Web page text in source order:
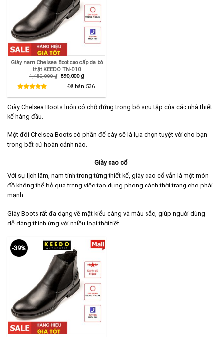
Giày nam Chelsea Boot cao cấp da bò
thật KEEDO TN-D10
1,450,000₫ Giá
890,000₫Giá
hiện
tại
Đã bán 536
Giày Chelsea Boots luôn có chỗ đứng trong bộ sưu tập của các nhà thiết
kế hàng đầu.
Một đôi Chelsea Boots có phần đế dày sẽ là lựa chọn tuyệt vời cho bạn
trong bất cứ hoàn cảnh nào.
Giày cao cổ
Với sự lịch lãm, nam tính trong từng thiết kế, giày cao cổ vẫn là một món
đồ không thể bỏ qua trong việc tạo dựng phong cách thời trang cho phái
mạnh.
Giày Boots rất đa dạng về mặt kiểu dáng và màu sắc, giúp người dùng
dễ dàng thích ứng với nhiều loại thời tiết.
-39%